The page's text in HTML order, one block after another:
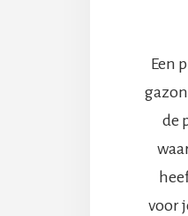
Een
de
voor